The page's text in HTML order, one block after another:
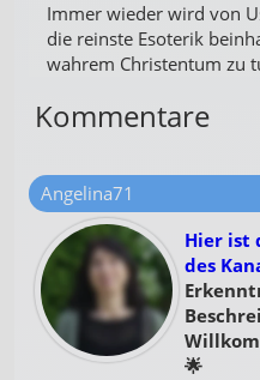
Immer wieder wird von
die reinste Esoterik
wahrem Christentum zu
Kommentare
Angelina71
Hier ist
des
🌟